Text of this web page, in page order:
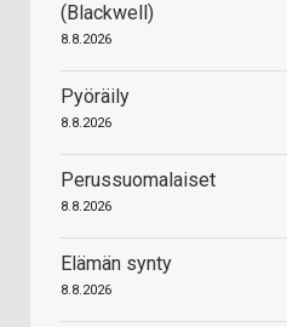
(Blackwell)
8.8.2026
Pyöräily
8.8.2026
Perussuomalaiset
8.8.2026
Elämän synty
8.8.2026